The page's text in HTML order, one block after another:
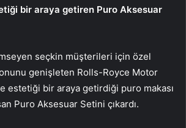
bir araya getiren Puro Aksesuar
seçkin müşterileri için özel
genişleten Rolls-Royce Motor
estetiği bir araya getirdiği puro makası
Puro Aksesuar Setini çıkardı.